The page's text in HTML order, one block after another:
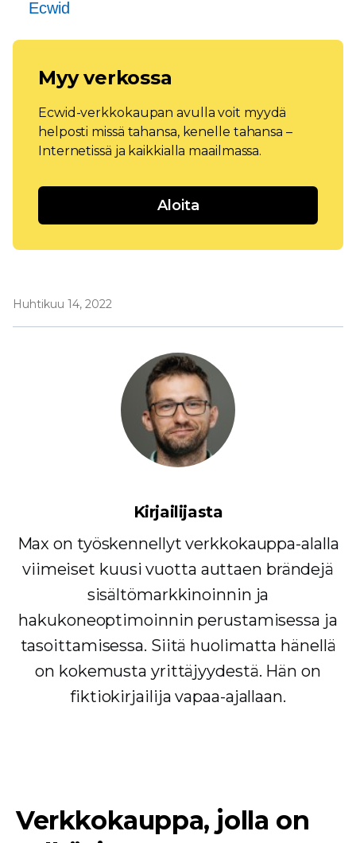
Ecwid
Myy verkossa
Ecwid-verkkokaupan avulla voit myydä
helposti missä tahansa, kenelle tahansa –
Internetissä ja kaikkialla maailmassa.
Aloita
Huhtikuu 14, 2022
Kirjailijasta
Max on työskennellyt verkkokauppa-alalla
viimeiset kuusi vuotta auttaen brändejä
sisältömarkkinoinnin ja
hakukoneoptimoinnin perustamisessa ja
tasoittamisessa. Siitä huolimatta hänellä
on kokemusta yrittäjyydestä. Hän on
fiktiokirjailija vapaa-ajallaan.
Verkkokauppa, jolla on